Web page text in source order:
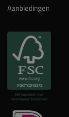
Aanbiedingen